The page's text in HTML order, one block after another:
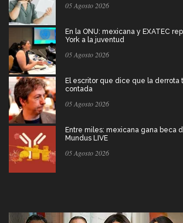
05 Agosto 2026
En la ONU: mexicana y EXATEC
York a la juventud
05 Agosto 2026
El escritor que dice que la
contada
05 Agosto 2026
Entre miles: mexicana gana beca
Mundus LIVE
05 Agosto 2026